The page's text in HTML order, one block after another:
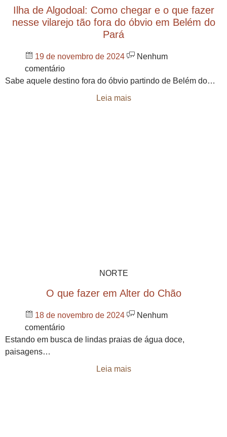
Ilha de Algodoal: Como chegar e o que fazer
nesse vilarejo tão fora do óbvio em Belém do
Pará
19 de novembro de 2024
Nenhum
comentário
Sabe aquele destino fora do óbvio partindo de Belém do…
Leia mais
NORTE
O que fazer em Alter do Chão
18 de novembro de 2024
Nenhum
comentário
Estando em busca de lindas praias de água doce,
paisagens…
Leia mais